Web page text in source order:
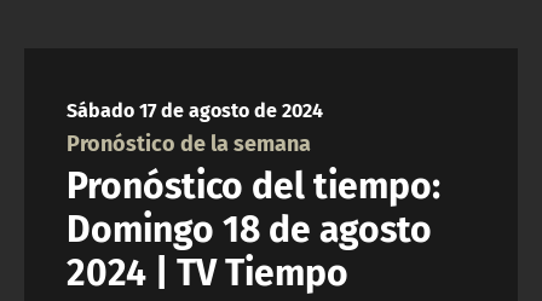
Sábado 17 de agosto de 2024
Pronóstico de la semana
Pronóstico del tiempo:
Domingo 18 de agosto
2024 | TV Tiempo